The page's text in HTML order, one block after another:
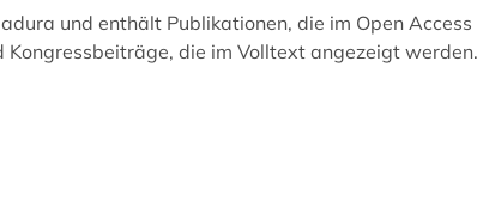
und enthält Publikationen, die im Open
die im Volltext angezeigt werden.